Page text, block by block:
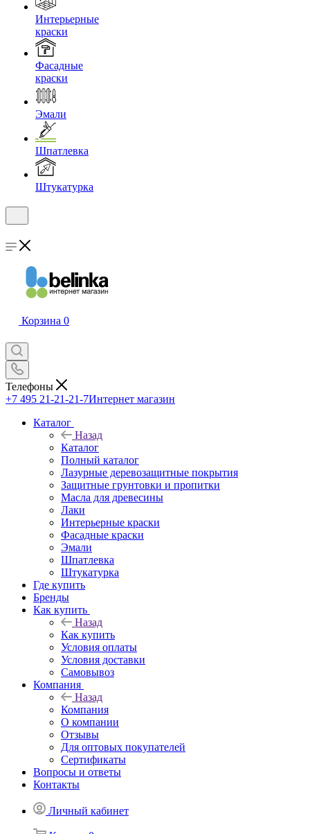
Интерьерные
краски
Фасадные
краски
Эмали
Шпатлевка
Штукатурка
Корзина 0
Телефоны
+7 495 21-21-21-7Интернет магазин
Каталог
Назад
Каталог
Полный каталог
Лазурные деревозащитные покрытия
Защитные грунтовки и пропитки
Масла для древесины
Лаки
Интерьерные краски
Фасадные краски
Эмали
Шпатлевка
Штукатурка
Где купить
Бренды
Как купить
Назад
Как купить
Условия оплаты
Условия доставки
Самовывоз
Компания
Назад
Компания
О компании
Отзывы
Для оптовых покупателей
Сертификаты
Вопросы и ответы
Контакты
Личный кабинет